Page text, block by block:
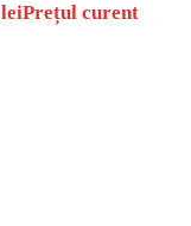
leiPrețul curent